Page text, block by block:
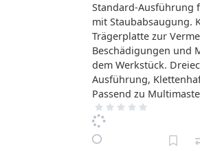
Standard-Ausführung
mit Staubabsaugung.
Trägerplatte zur
Beschädigungen und
dem Werkstück.
Ausführung,
Passend zu